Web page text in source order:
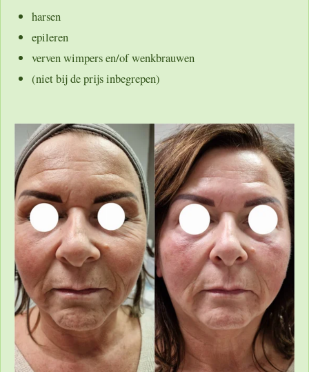
harsen
epileren
verven wimpers en/of wenkbrauwen
(niet bij de prijs inbegrepen)